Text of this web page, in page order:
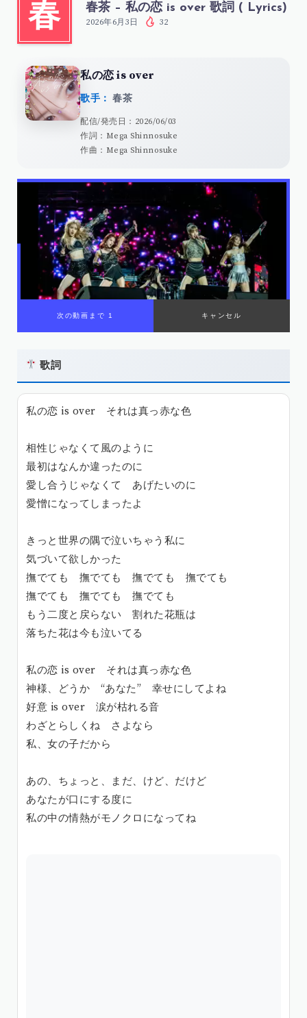
春 春茶 – 私の恋 is over 歌詞 ( Lyrics)
2026年6月3日 32
私の恋 is over
歌手： 春茶
配信/発売日：2026/06/03
作詞：Mega Shinnosuke
作曲：Mega Shinnosuke
歌詞
私の恋 is over それは真っ赤な色
相性じゃなくて風のように
最初はなんか違ったのに
愛し合うじゃなくて あげたいのに
愛憎になってしまったよ
きっと世界の隅で泣いちゃう私に
気づいて欲しかった
撫でても 撫でても 撫でても 撫でても
撫でても 撫でても 撫でても
もう二度と戻らない 割れた花瓶は
落ちた花は今も泣いてる
私の恋 is over それは真っ赤な色
神様、どうか “あなた” 幸せにしてよね
好意 is over 涙が枯れる音
わざとらしくね さよなら
私、女の子だから
あの、ちょっと、まだ、けど、だけど
あなたが口にする度に
私の中の情熱がモノクロになってね